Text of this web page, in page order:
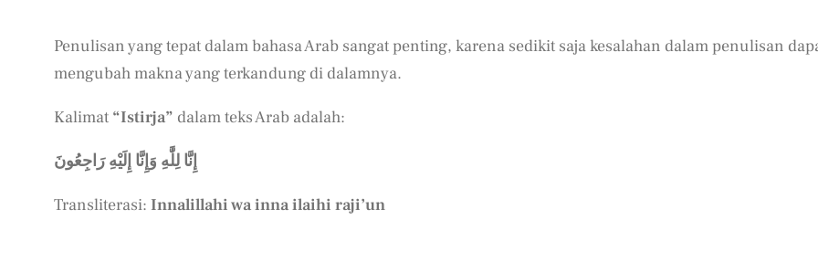
Penulisan yang tepat dalam bahasa Arab sangat penting, karena sedikit saja kesalahan dalam penulisan
mengubah makna yang terkandung di dalamnya.
Kalimat “Istirja” dalam teks Arab adalah:
إِنَّا لِلَّٰهِ وَإِنَّا إِلَيْهِ رَاجِعُونَ
Transliterasi: Innalillahi wa inna ilaihi raji’un